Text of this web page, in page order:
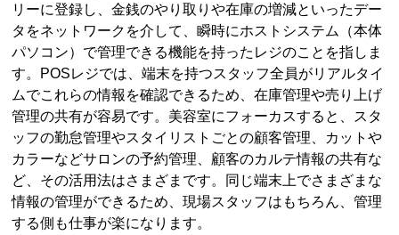
リーに登録し、金銭のやり取りや在庫の増減といったデー
タをネットワークを介して、瞬時にホストシステム（本体
パソコン）で管理できる機能を持ったレジのことを指しま
す。POSレジでは、端末を持つスタッフ全員がリアルタイ
ムでこれらの情報を確認できるため、在庫管理や売り上げ
管理の共有が容易です。美容室にフォーカスすると、スタ
ッフの勤怠管理やスタイリストごとの顧客管理、カットや
カラーなどサロンの予約管理、顧客のカルテ情報の共有な
ど、その活用法はさまざまです。同じ端末上でさまざまな
情報の管理ができるため、現場スタッフはもちろん、管理
する側も仕事が楽になります。